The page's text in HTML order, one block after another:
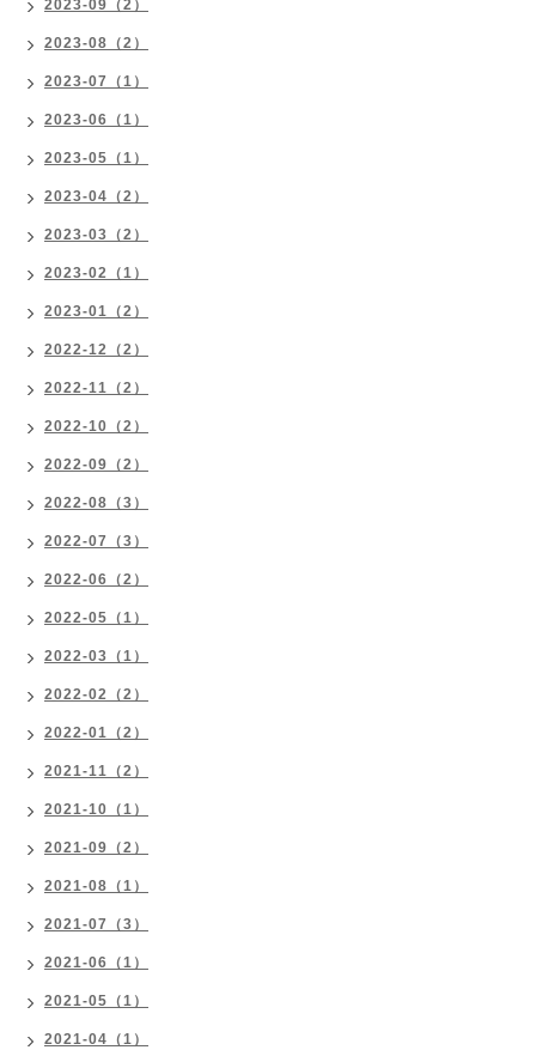
2023-09（2）
2023-08（2）
2023-07（1）
2023-06（1）
2023-05（1）
2023-04（2）
2023-03（2）
2023-02（1）
2023-01（2）
2022-12（2）
2022-11（2）
2022-10（2）
2022-09（2）
2022-08（3）
2022-07（3）
2022-06（2）
2022-05（1）
2022-03（1）
2022-02（2）
2022-01（2）
2021-11（2）
2021-10（1）
2021-09（2）
2021-08（1）
2021-07（3）
2021-06（1）
2021-05（1）
2021-04（1）